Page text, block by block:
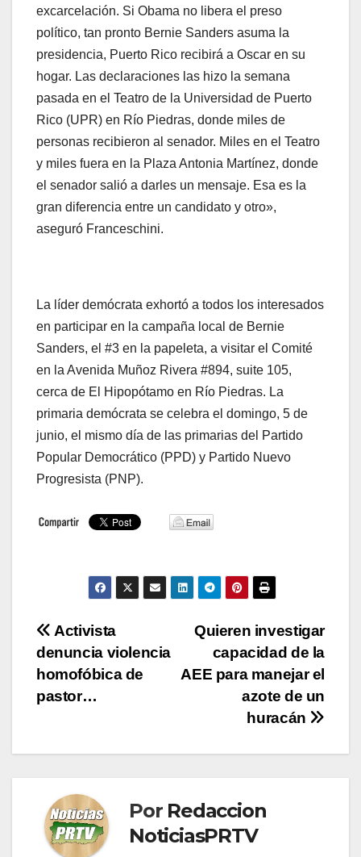
excarcelación. Si Obama no libera el preso
político, tan pronto Bernie Sanders asuma la
presidencia, Puerto Rico recibirá a Oscar en su
hogar. Las declaraciones las hizo la semana
pasada en el Teatro de la Universidad de Puerto
Rico (UPR) en Río Piedras, donde miles de
personas recibieron al senador. Miles en el Teatro
y miles fuera en la Plaza Antonia Martínez, donde
el senador salió a darles un mensaje. Esa es la
gran diferencia entre un candidato y otro»,
aseguró Franceschini.
La líder demócrata exhortó a todos los interesados
en participar en la campaña local de Bernie
Sanders, el #3 en la papeleta, a visitar el Comité
en la Avenida Muñoz Rivera #894, suite 105,
cerca de El Hipopótamo en Río Piedras. La
primaria demócrata se celebra el domingo, 5 de
junio, el mismo día de las primarias del Partido
Popular Democrático (PPD) y Partido Nuevo
Progresista (PNP).
Navegación
de
entradas
Quieren investigar
capacidad de la
AEE para manejar el
azote de un
huracán
Activista
denuncia violencia
homofóbica de
pastor…
Por Redaccion
NoticiasPRTV